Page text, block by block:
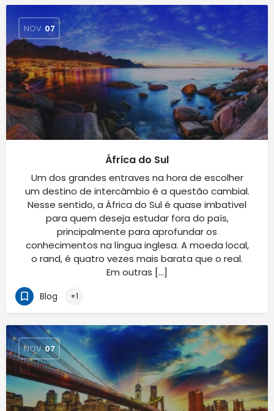
NOV 07
África do Sul
Um dos grandes entraves na hora de escolher
um destino de intercâmbio é a questão cambial.
Nesse sentido, a África do Sul é quase imbativel
para quem deseja estudar fora do país,
principalmente para aprofundar os
conhecimentos na língua inglesa. A moeda local,
o rand, é quatro vezes mais barata que o real.
Em outras […]
Blog +1
NOV 07